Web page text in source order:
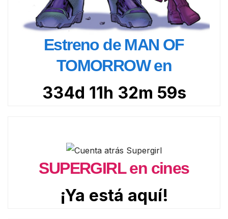
Estreno de MAN OF
TOMORROW en
334d 11h 32m 58s
SUPERGIRL en cines
¡Ya está aquí!